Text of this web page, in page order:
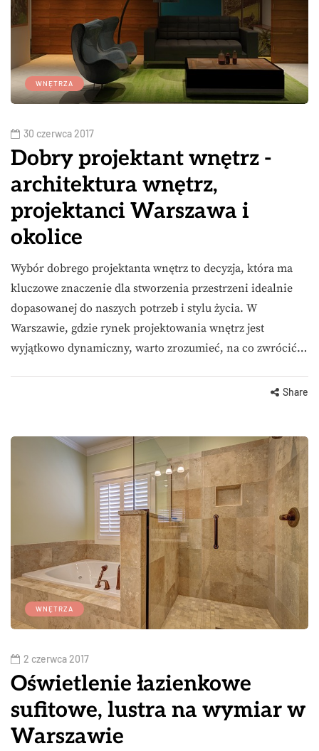
WNĘTRZA
30 czerwca 2017
Dobry projektant wnętrz -
architektura wnętrz,
projektanci Warszawa i
okolice
Wybór dobrego projektanta wnętrz to decyzja, która ma
kluczowe znaczenie dla stworzenia przestrzeni idealnie
dopasowanej do naszych potrzeb i stylu życia. W
Warszawie, gdzie rynek projektowania wnętrz jest
wyjątkowo dynamiczny, warto zrozumieć, na co zwrócić…
Share
WNĘTRZA
2 czerwca 2017
Oświetlenie łazienkowe
sufitowe, lustra na wymiar w
Warszawie